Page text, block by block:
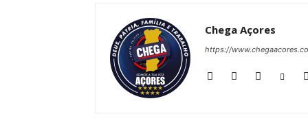
Chega Açores
https://